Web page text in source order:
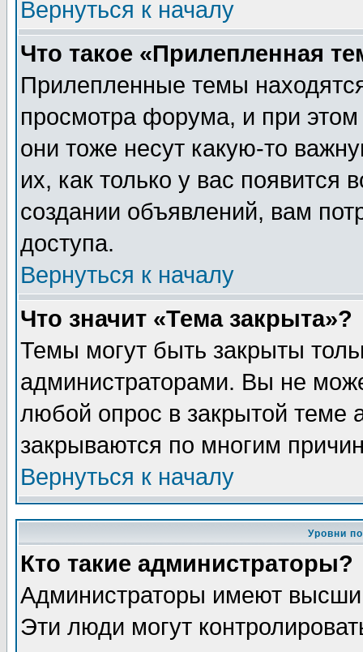
Вернуться к началу
Что такое «Прилепленная
Прилепленные темы
просмотра форума, и при
они тоже несут какую-то
их, как только у вас появится
создании объявлений, вам
доступа.
Вернуться к началу
Что значит «Тема закрыта»?
Темы могут быть закрыты
администраторами. Вы не
любой опрос в закрытой теме
закрываются по многим
Вернуться к началу
Уровни
Кто такие администраторы?
Администраторы имеют
Эти люди могут